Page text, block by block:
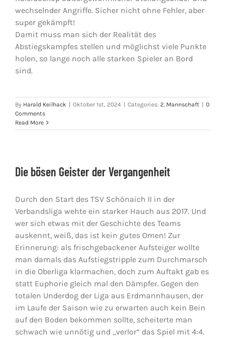
wechselnder Angriffe. Sicher nicht ohne Fehler, aber
super gekämpft!
Damit muss man sich der Realität des
Abstiegskampfes stellen und möglichst viele Punkte
holen, so lange noch alle starken Spieler an Bord
sind.
By Harald Keilhack | Oktober 1st, 2024 | Categories: 2. Mannschaft | 0
Comments
Read More
Die bösen Geister der Vergangenheit
Durch den Start des TSV Schönaich II in der
Verbandsliga wehte ein starker Hauch aus 2017. Und
wer sich etwas mit der Geschichte des Teams
auskennt, weiß, das ist kein gutes Omen! Zur
Erinnerung: als frischgebackener Aufsteiger wollte
man damals das Aufstiegstripple zum Durchmarsch
in die Oberliga klarmachen, doch zum Auftakt gab es
statt Euphorie gleich mal den Dämpfer. Gegen den
totalen Underdog der Liga aus Erdmannhausen, der
im Laufe der Saison wie zu erwarten auch kein Bein
auf den Boden bekommen sollte, scheiterte man
schwach wie unnötig und „verlor“ das Spiel mit 4:4.